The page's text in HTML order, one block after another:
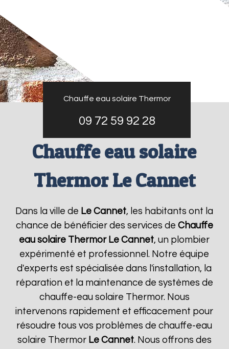
Chauffe eau solaire Thermor
09 72 59 92 28
Chauffe eau solaire
Thermor Le Cannet
Dans la ville de Le Cannet, les habitants ont la
chance de bénéficier des services de Chauffe
eau solaire Thermor Le Cannet, un plombier
expérimenté et professionnel. Notre équipe
d'experts est spécialisée dans l'installation, la
réparation et la maintenance de systèmes de
chauffe-eau solaire Thermor. Nous
intervenons rapidement et efficacement pour
résoudre tous vos problèmes de chauffe-eau
solaire Thermor Le Cannet. Nous offrons des